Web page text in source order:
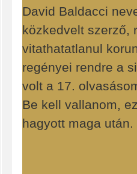
David Baldacci
közkedvelt szerző,
vitathatatlanul
regényei rendre a
volt a 17.
Be kell vallanom,
hagyott maga után.